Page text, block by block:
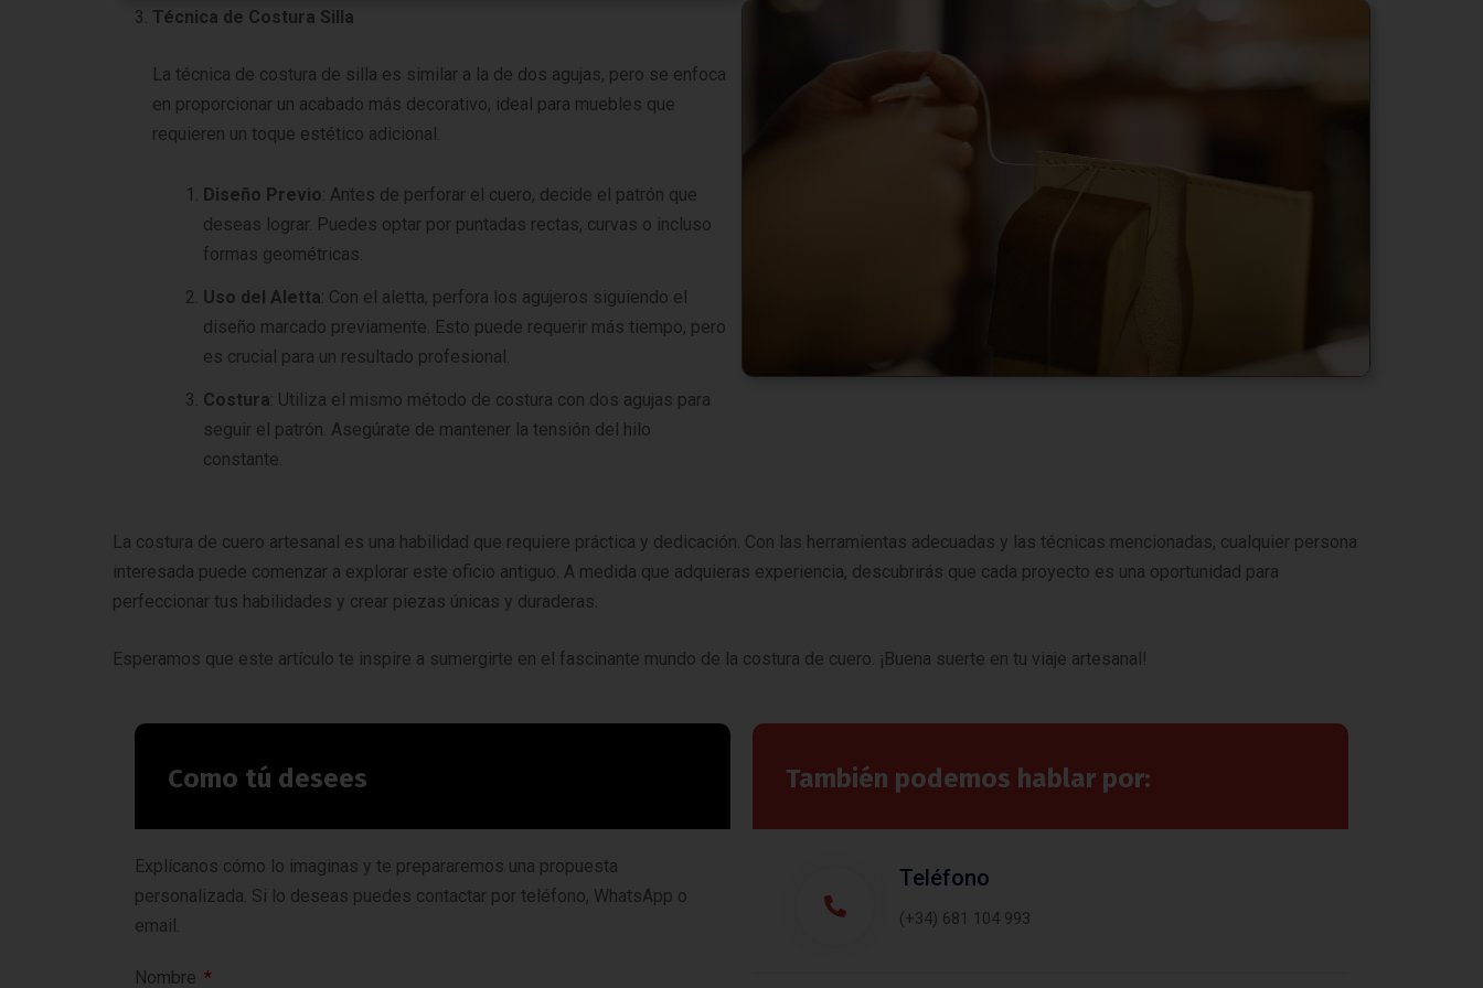
Técnica de Costura Silla
La técnica de costura de silla es similar a la de dos agujas, pero se enfoca
en proporcionar un acabado más decorativo, ideal para muebles que
requieren un toque estético adicional.
Diseño Previo: Antes de perforar el cuero, decide el patrón que
deseas lograr. Puedes optar por puntadas rectas, curvas o incluso
formas geométricas.
Uso del Aletta: Con el aletta, perfora los agujeros siguiendo el
diseño marcado previamente. Esto puede requerir más tiempo, pero
es crucial para un resultado profesional.
Costura: Utiliza el mismo método de costura con dos agujas para
seguir el patrón. Asegúrate de mantener la tensión del hilo
constante.
La costura de cuero artesanal es una habilidad que requiere práctica y dedicación. Con las herramientas adecuadas y las técnicas mencionadas, cualquier persona
interesada puede comenzar a explorar este oficio antiguo. A medida que adquieras experiencia, descubrirás que cada proyecto es una oportunidad para
perfeccionar tus habilidades y crear piezas únicas y duraderas.
Esperamos que este artículo te inspire a sumergirte en el fascinante mundo de la costura de cuero. ¡Buena suerte en tu viaje artesanal!
Como tú desees
Explícanos cómo lo imaginas y te prepararemos una propuesta
personalizada. Si lo deseas puedes contactar por teléfono, WhatsApp o
email.
Nombre
También podemos hablar por:
Teléfono
(+34) 681 104 993